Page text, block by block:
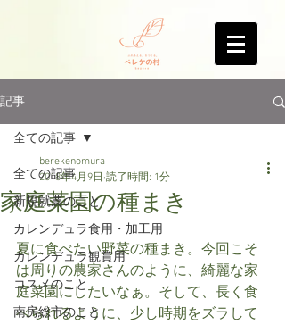
記事
全ての記事
新規就農のこと
カレンデュラ食用・加工用
カレンデュラ観賞用
コスメのこと
南房総市のこと
全ての記事
家庭菜園の種まき
berekenomura
2018年4月9日 読了時間: 1分
夏に食べたい野菜の種まき。今回こそ
は周りの農家さんのように、綺麗な家
庭菜園にしたいなぁ。そして、長く食
べられるように、少し時期をズラして